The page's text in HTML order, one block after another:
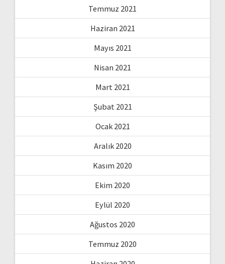
Temmuz 2021
Haziran 2021
Mayıs 2021
Nisan 2021
Mart 2021
Şubat 2021
Ocak 2021
Aralık 2020
Kasım 2020
Ekim 2020
Eylül 2020
Ağustos 2020
Temmuz 2020